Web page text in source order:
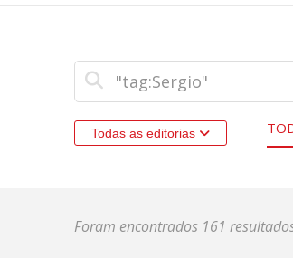
Todas as editorias
Foram encontrados 161